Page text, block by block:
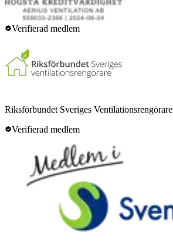
Verifierad medlem
Riksförbundet Sveriges Ventilationsrengörare
Verifierad medlem